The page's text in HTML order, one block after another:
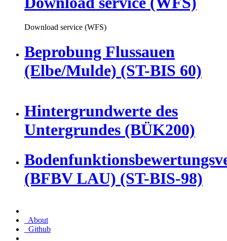
Download service (WFS)
Beprobung Flussauen
(Elbe/Mulde) (ST-BIS 60)
Hintergrundwerte des
Untergrundes (BÜK200)
(BFBV LAU) (ST-BIS-98)
About
Github